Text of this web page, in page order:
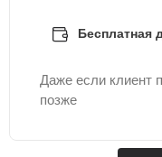
Бесплатная
Даже если клиент
позже